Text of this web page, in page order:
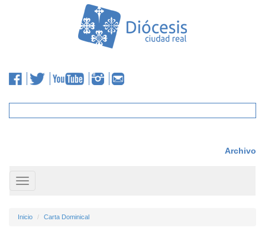
Archivo
Toggle
navigation
Inicio Carta Dominical